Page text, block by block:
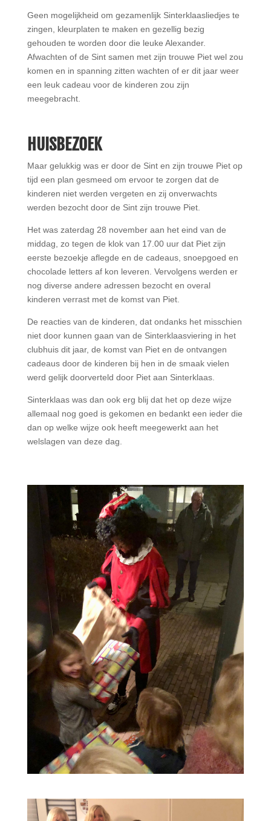
Geen mogelijkheid om gezamenlijk Sinterklaasliedjes te
zingen, kleurplaten te maken en gezellig bezig
gehouden te worden door die leuke Alexander.
Afwachten of de Sint samen met zijn trouwe Piet wel zou
komen en in spanning zitten wachten of er dit jaar weer
een leuk cadeau voor de kinderen zou zijn
meegebracht.
HUISBEZOEK
Maar gelukkig was er door de Sint en zijn trouwe Piet op
tijd een plan gesmeed om ervoor te zorgen dat de
kinderen niet werden vergeten en zij onverwachts
werden bezocht door de Sint zijn trouwe Piet.
Het was zaterdag 28 november aan het eind van de
middag, zo tegen de klok van 17.00 uur dat Piet zijn
eerste bezoekje aflegde en de cadeaus, snoepgoed en
chocolade letters af kon leveren. Vervolgens werden er
nog diverse andere adressen bezocht en overal
kinderen verrast met de komst van Piet.
De reacties van de kinderen, dat ondanks het misschien
niet door kunnen gaan van de Sinterklaasviering in het
clubhuis dit jaar, de komst van Piet en de ontvangen
cadeaus door de kinderen bij hen in de smaak vielen
werd gelijk doorverteld door Piet aan Sinterklaas.
Sinterklaas was dan ook erg blij dat het op deze wijze
allemaal nog goed is gekomen en bedankt een ieder die
dan op welke wijze ook heeft meegewerkt aan het
welslagen van deze dag.